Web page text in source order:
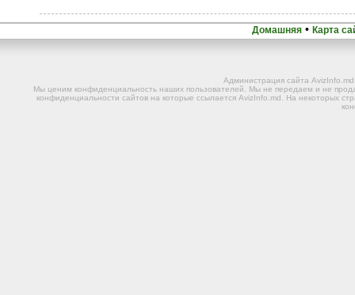
Домашняя • Карта
Администрация сайта
Мы ценим конфиденциальность наших пользователей. Мы не передаем и не
конфиденциальности сайтов на которые ссылается AvizInfo.md. На некоторых